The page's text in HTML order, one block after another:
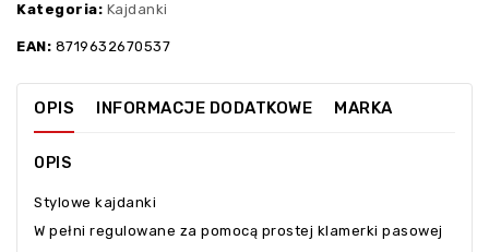
Kategoria: Kajdanki
EAN: 8719632670537
OPIS INFORMACJE DODATKOWE MARKA
OPIS
Stylowe kajdanki
W pełni regulowane za pomocą prostej klamerki pasowej